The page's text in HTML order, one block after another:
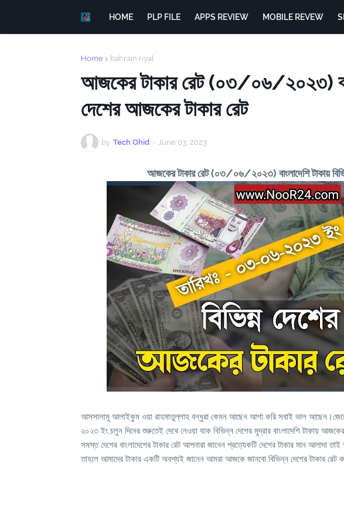
HOME PLP FILE APPS REVIEW MOBILE REVEW
Home bahrain riyal
আজকের টাকার রেট (০৩/০৬/২০২৩)
দেশের আজকের টাকার রেট
by Tech Ohid - June 03, 2023
আজকের টাকার রেট (০৩/০৬/২০২৩) বাংলাদেশি টাকায়
আসসালামু আলাইকুম ওয়া রাহমাতুল্লাহ বন্ধুরা কেমন আছেন আশা করি সবাই ভাল
২০২৩ ইং,চলুন দিনের শুরুতেই দেখে নেওয়া যাক বিভিন্ন দেশের মুদ্রার বাংলাদেশি টাকায়
সমস্ত দেশের বাংলাদেশের টাকার রেট আপনারা জানেন প্রত্যেকটি দেশের টাকার মান আলাদা
তাহলে আমাদের টাকার একটি অবশ্যই জানেন আমরা আজকে জানবো বিভিন্ন দেশের টাকার রেট